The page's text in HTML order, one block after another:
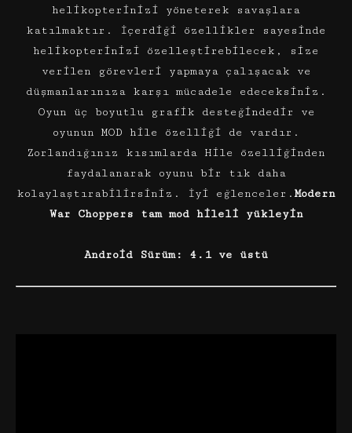
helikopterinizi yöneterek savaşlara
katılmaktır. İçerdiği özellikler sayesinde
helikopterinizi özelleştirebilecek, size
verilen görevleri yapmaya çalışacak ve
düşmanlarınıza karşı mücadele edeceksiniz.
Oyun üç boyutlu grafik desteğindedir ve
oyunun MOD hile özelliği de vardır.
Zorlandığınız kısımlarda Hile özelliğinden
faydalanarak oyunu bir tık daha
kolaylaştırabilirsiniz. İyi eğlenceler.Modern
War Choppers tam mod hileli yükleyin
Android Sürüm: 4.1 ve üstü